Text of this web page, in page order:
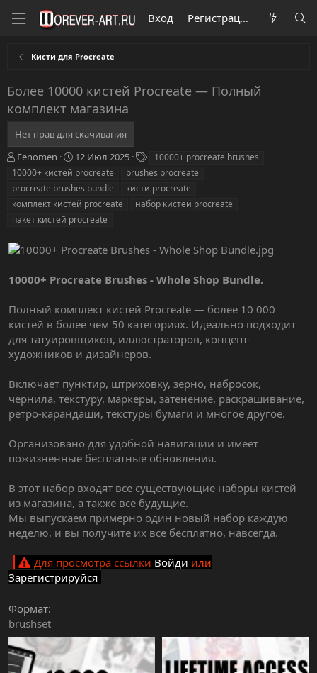
Вход Регистрация
Кисти для Procreate
Более 10000 кистей Procreate — Полный
комплект магазина
Нет прав для скачивания
А
в
о
р
Fenomen
Д
а
т
а
с
о
д
и
12 Июл 2025
е
и
10000+ procreate brushes
10000+ кистей procreate
brushes procreate
procreate brushes bundle
кисти procreate
комплект кистей procreate
набор кистей procreate
пакет кистей procreate
10000+ Procreate Brushes - Whole Shop Bundle.
Полный комплект кистей Procreate — более 10 000
кистей в более чем 50 категориях. Идеально подходит
для татуировщиков, иллюстраторов, концепт-
художников и дизайнеров.
Включает пунктир, штриховку, зерно, набросок,
чернила, текстуру, маркеры, затенение, раскрашивание,
ретро-карандаши, текстуры бумаги и многое другое.
Организовано для удобной навигации и имеет
пожизненные бесплатные обновления.
В этот набор входят все существующие наборы кистей
из магазина, а также все будущие.
Мы выпускаем примерно один новый набор каждую
неделю, и вы получите их все бесплатно, навсегда.
Для просмотра ссылки Войди или
Зарегистрируйся
Формат
brushset